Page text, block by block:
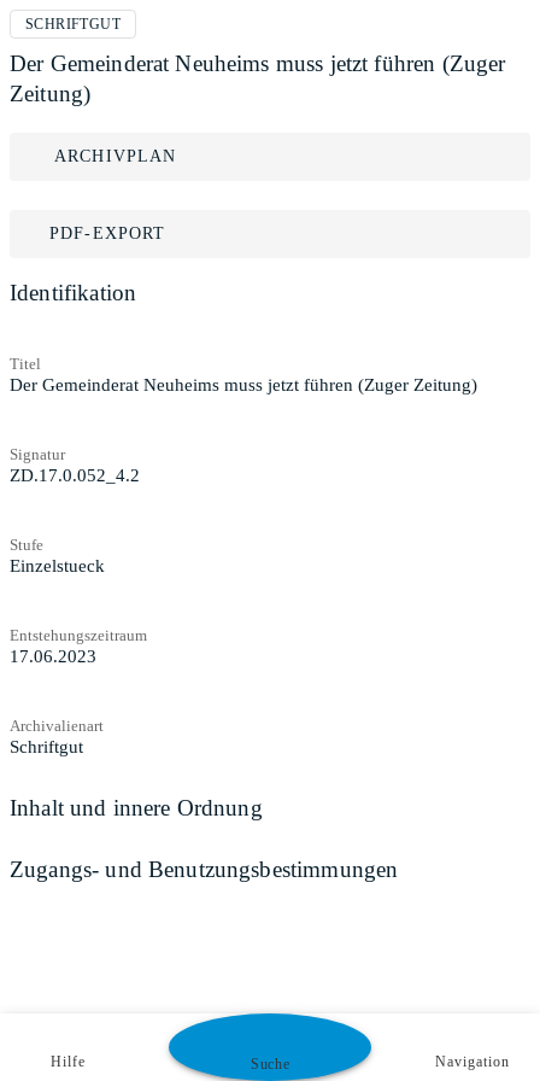
SCHRIFTGUT
Der Gemeinderat Neuheims muss jetzt führen (Zuger
Zeitung)
ARCHIVPLAN
PDF-EXPORT
Identifikation
Titel
Der Gemeinderat Neuheims muss jetzt führen (Zuger Zeitung)
Signatur
ZD.17.0.052_4.2
Stufe
Einzelstueck
Entstehungszeitraum
17.06.2023
Archivalienart
Schriftgut
Inhalt und innere Ordnung
Zugangs- und Benutzungsbestimmungen
Hilfe Suche Navigation